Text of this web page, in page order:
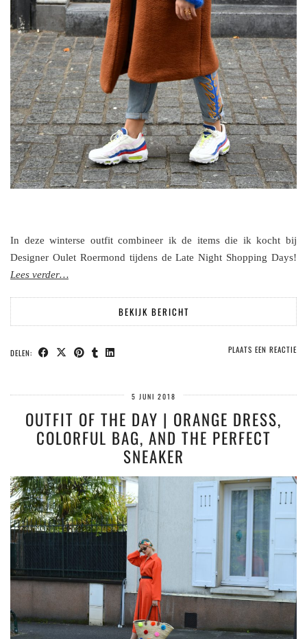
In deze winterse outfit combineer ik de items die ik kocht bij
Designer Oulet Roermond tijdens de Late Night Shopping Days!
Lees verder…
BEKIJK BERICHT
DELEN: PLAATS EEN REACTIE
5 JUNI 2018
OUTFIT OF THE DAY | ORANGE DRESS,
COLORFUL BAG, AND THE PERFECT
SNEAKER